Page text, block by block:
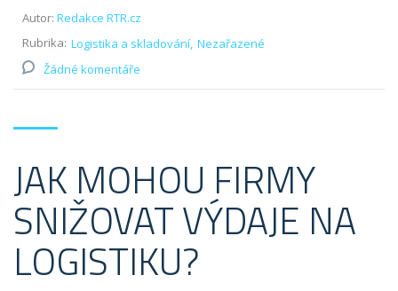
Autor: Redakce RTR.cz
Rubrika: Logistika a skladování Nezařazené
Žádné komentáře
JAK MOHOU FIRMY
SNIŽOVAT VÝDAJE NA
LOGISTIKU?